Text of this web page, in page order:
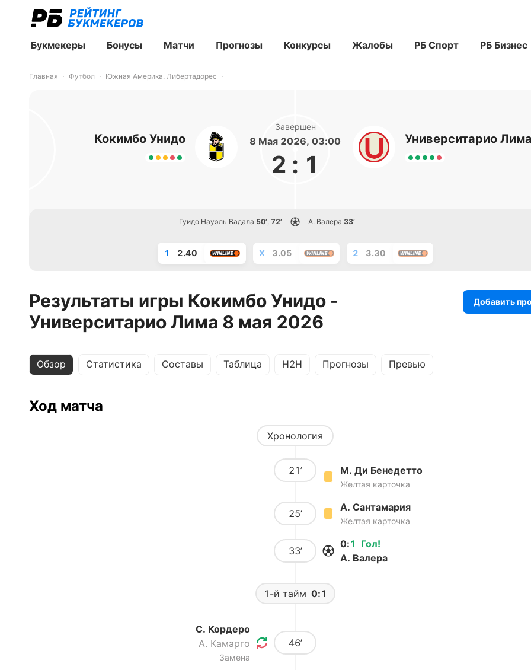
Букмекеры Бонусы Матчи Прогнозы Конкурсы Жалобы РБ Спорт РБ Бизнес
Главная Футбол Южная Америка. Либертадорес
Кокимбо Унидо
Завершен
8 Мая 2026, 03:00
2 : 1
Университарио
Гуидо Науэль Вадала 50’, 72’ А. Валера 33’
1 2.40 X 3.05 2 3.30
Результаты игры Кокимбо Унидо -
Университарио Лима 8 мая 2026
Добавить
Обзор Статистика Составы Таблица H2H Прогнозы Превью
Ход матча
Хронология
21’ М. Ди Бенедетто
Желтая карточка
25’
А. Сантамария
Желтая карточка
33’
Гол!
0:1
А. Валера
1-й тайм 0:1
С. Кордеро
А. Камарго
Замена
46’